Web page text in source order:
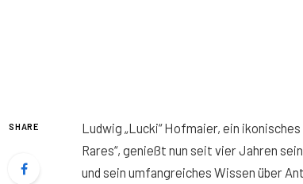
SHARE
Ludwig „Lucki“ Hofmaier, ein
Rares“, genießt nun seit vier Jahren
und sein umfangreiches Wissen über